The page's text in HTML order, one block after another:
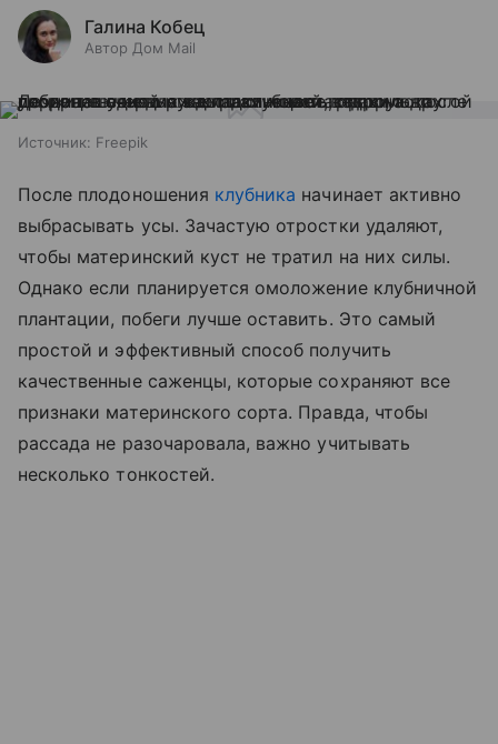
Галина Кобец
Автор Дом Mail
Источник: Freepik
После плодоношения клубника начинает активно
выбрасывать усы. Зачастую отростки удаляют,
чтобы материнский куст не тратил на них силы.
Однако если планируется омоложение клубничной
плантации, побеги лучше оставить. Это самый
простой и эффективный способ получить
качественные саженцы, которые сохраняют все
признаки материнского сорта. Правда, чтобы
рассада не разочаровала, важно учитывать
несколько тонкостей.